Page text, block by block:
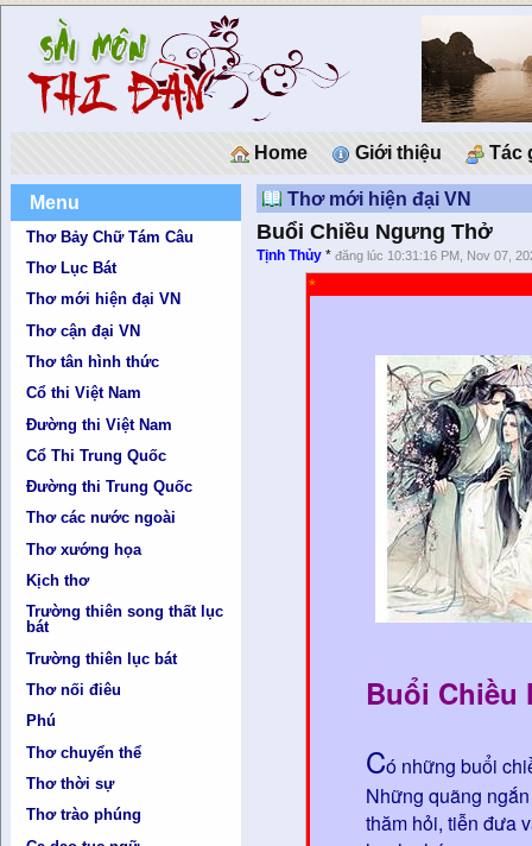
Home Giới thiệu Tác
Menu
Thơ Bảy Chữ Tám Câu
Thơ Lục Bát
Thơ mới hiện đại VN
Thơ cận đại VN
Thơ tân hình thức
Cổ thi Việt Nam
Đường thi Việt Nam
Cổ Thi Trung Quốc
Đường thi Trung Quốc
Thơ các nước ngoài
Thơ xướng họa
Kịch thơ
Trường thiên song thất lục
bát
Trường thiên lục bát
Thơ nối điêu
Phú
Thơ chuyển thể
Thơ thời sự
Thơ trào phúng
Thơ mới hiện đại VN
Buổi Chiều Ngưng Thở
Tịnh Thủy *đăng lúc 10:31:16 PM, Nov 07,
*
Buổi Chiều
Có những buổi
Những quãng
thăm hỏi, tiễn đưa